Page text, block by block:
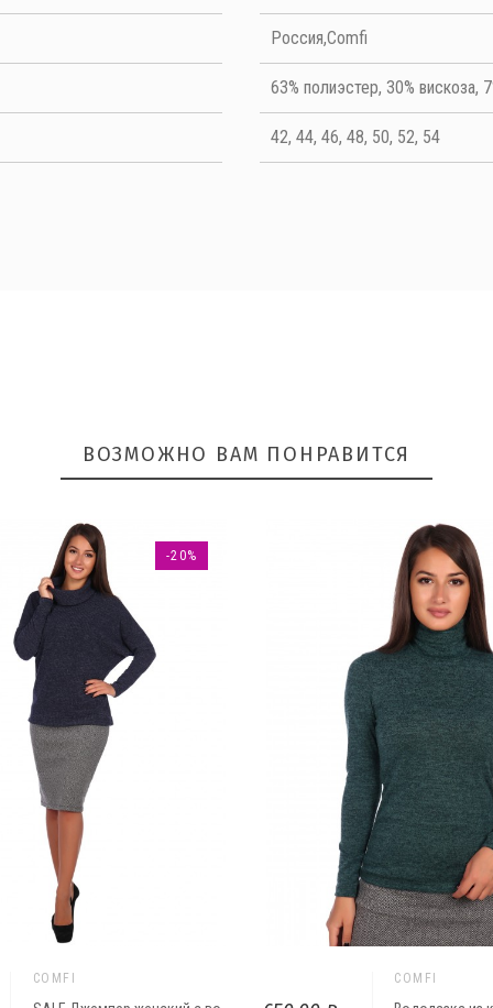
Россия,Comfi
63% полиэстер, 30% вискоза,
42, 44, 46, 48, 50, 52, 54
ВОЗМОЖНО ВАМ ПОНРАВИТСЯ
COMFI
-20%
COMFI